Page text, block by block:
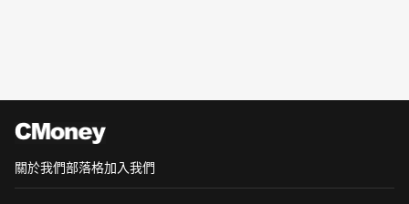
關於我們部落格加入我們